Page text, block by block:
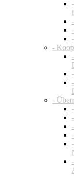
-
-